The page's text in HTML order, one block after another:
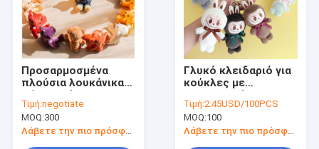
Προσαρμοσμένα
πλούσια λουκάνικα
αρκουδάκια
Τιμή:negotiate
MOQ:300
Λάβετε την πιο πρόσφατη τιμή
Γλυκό κλειδαριό για
κούκλες με
χαρακτηριστικά και
υλικό
Τιμή:2.45USD/100PCS
MOQ:100
Λάβετε την πιο πρόσφατη τιμή